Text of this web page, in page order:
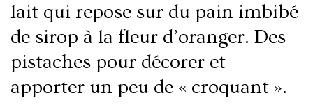
lait qui repose sur du pain imbibé
de sirop à la fleur d’oranger. Des
pistaches pour décorer et
apporter un peu de « croquant ».